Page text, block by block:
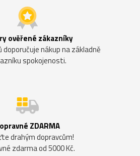
ověřené zákazníky
doporučuje nákup na základně
spokojenosti.
ZDARMA
drahým dopravcům!
zdarma od 5000 Kč.